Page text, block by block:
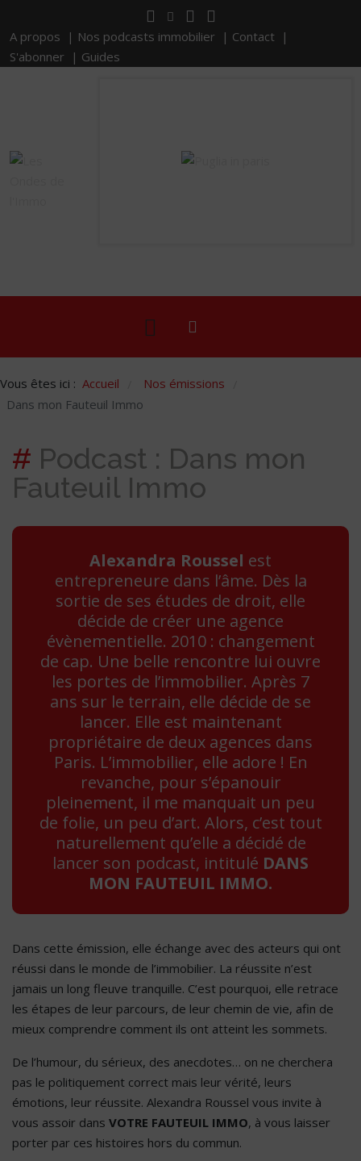
A propos | Nos podcasts immobilier | Contact |
S'abonner | Guides
Vous êtes ici : Accueil Nos émissions
Dans mon Fauteuil Immo
# Podcast : Dans mon
Fauteuil Immo
Alexandra Roussel est
entrepreneure dans l’âme. Dès la
sortie de ses études de droit, elle
décide de créer une agence
évènementielle. 2010 : changement
de cap. Une belle rencontre lui ouvre
les portes de l’immobilier. Après 7
ans sur le terrain, elle décide de se
lancer. Elle est maintenant
propriétaire de deux agences dans
Paris. L’immobilier, elle adore ! En
revanche, pour s’épanouir
pleinement, il me manquait un peu
de folie, un peu d’art. Alors, c’est tout
naturellement qu’elle a décidé de
lancer son podcast, intitulé DANS
MON FAUTEUIL IMMO.
Dans cette émission, elle échange avec des acteurs qui ont
réussi dans le monde de l’immobilier. La réussite n’est
jamais un long fleuve tranquille. C’est pourquoi, elle retrace
les étapes de leur parcours, de leur chemin de vie, afin de
mieux comprendre comment ils ont atteint les sommets.
De l’humour, du sérieux, des anecdotes… on ne cherchera
pas le politiquement correct mais leur vérité, leurs
émotions, leur réussite. Alexandra Roussel vous invite à
vous assoir dans VOTRE FAUTEUIL IMMO, à vous laisser
porter par ces histoires hors du commun.